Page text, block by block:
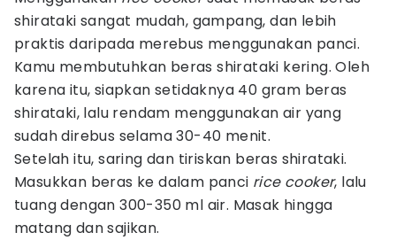
shirataki sangat mudah, gampang, dan lebih
praktis daripada merebus menggunakan panci.
Kamu membutuhkan beras shirataki kering. Oleh
karena itu, siapkan setidaknya 40 gram beras
shirataki, lalu rendam menggunakan air yang
sudah direbus selama 30-40 menit.
Setelah itu, saring dan tiriskan beras shirataki.
Masukkan beras ke dalam panci rice cooker, lalu
tuang dengan 300-350 ml air. Masak hingga
matang dan sajikan.